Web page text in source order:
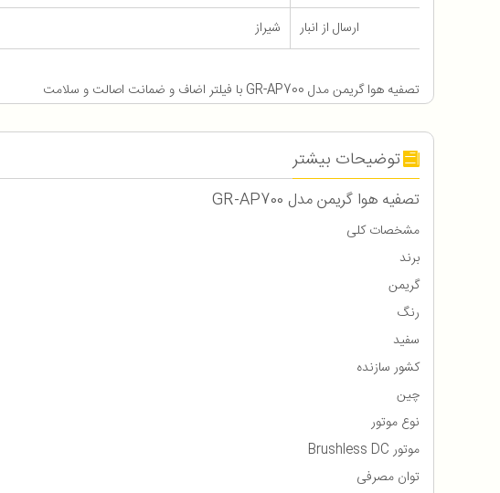
ارسال از انبار
شیراز
تصفیه هوا گریمن مدل GR-AP700 با فیلتر اضاف و ضمانت اصالت و سلامت
توضیحات بیشتر
تصفیه هوا گریمن مدل GR-AP700
مشخصات کلی
برند
گریمن
رنگ
سفید
کشور سازنده
چین
نوع موتور
موتور Brushless DC
توان مصرفی